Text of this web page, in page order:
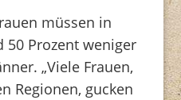
müssen in
Prozent weniger
„Viele Frauen,
Regionen, gucken